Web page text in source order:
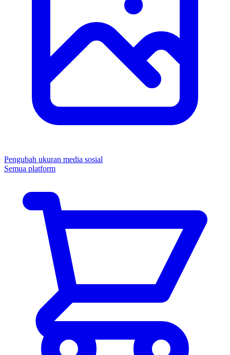
Pengubah ukuran media sosial
Semua platform